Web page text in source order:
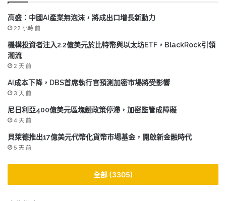
高盛：中國AI產業無泡沫，將成出口增長新動力
22 小時 前
機構投資者注入2.2億美元於比特幣與以太坊ETF，BlackRock引領
潮流
2 天 前
AI成本下降，DBS首席執行官預測加密市場將受影響
3 天 前
尼日利亞400億美元區塊鏈政策停滯，加密監管成障礙
4 天 前
貝萊德推出17億美元代幣化貨幣市場基金，開啟新金融時代
5 天 前
全部 (3305)